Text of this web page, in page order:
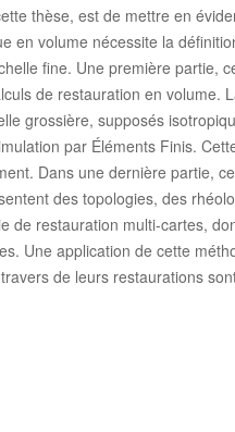
thèse, est de mettre en
en volume nécessite la
fine. Une première partie,
de restauration en volume.
grossière, supposés
par Éléments Finis.
Dans une dernière partie,
des topologies, des
de restauration multi-cartes,
Une application de cette
de leurs restaurations